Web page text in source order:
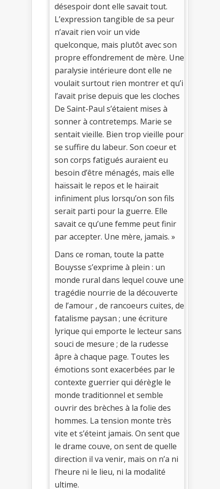
désespoir dont elle savait tout.
L’expression tangible de sa peur
n’avait rien voir un vide
quelconque, mais plutôt avec son
propre effondrement de mère. Une
paralysie intérieure dont elle ne
voulait surtout rien montrer et qu’i
l’avait prise depuis que les cloches
De Saint-Paul s’étaient mises à
sonner à contretemps. Marie se
sentait vieille. Bien trop vieille pour
se suffire du labeur. Son coeur et
son corps fatigués auraient eu
besoin d’être ménagés, mais elle
haïssait le repos et le haïrait
infiniment plus lorsqu’on son fils
serait parti pour la guerre. Elle
savait ce qu’une femme peut finir
par accepter. Une mère, jamais. »
Dans ce roman, toute la patte
Bouysse s’exprime à plein : un
monde rural dans lequel couve une
tragédie nourrie de la découverte
de l’amour , de rancoeurs cuites, de
fatalisme paysan ; une écriture
lyrique qui emporte le lecteur sans
souci de mesure ; de la rudesse
âpre à chaque page. Toutes les
émotions sont exacerbées par le
contexte guerrier qui dérègle le
monde traditionnel et semble
ouvrir des brèches à la folie des
hommes. La tension monte très
vite et s’éteint jamais. On sent que
le drame couve, on sent de quelle
direction il va venir, mais on n’a ni
l’heure ni le lieu, ni la modalité
ultime.